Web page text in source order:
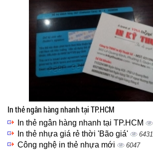
In thẻ ngân hàng nhanh tại TP.HCM
In thẻ ngân hàng nhanh tại TP.HCM
In thẻ nhựa giá rẻ thời 'Bão giá' 6431
Công nghệ in thẻ nhựa mới 6047